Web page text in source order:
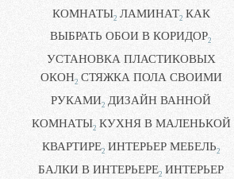
КОМНАТЫ2 ЛАМИНАТ2 КАК
ВЫБРАТЬ ОБОИ В КОРИДОР2
УСТАНОВКА ПЛАСТИКОВЫХ
ОКОН2 СТЯЖКА ПОЛА СВОИМИ
РУКАМИ2 ДИЗАЙН ВАННОЙ
КОМНАТЫ2 КУХНЯ В МАЛЕНЬКОЙ
КВАРТИРЕ2 ИНТЕРЬЕР МЕБЕЛЬ2
БАЛКИ В ИНТЕРЬЕРЕ2 ИНТЕРЬЕР